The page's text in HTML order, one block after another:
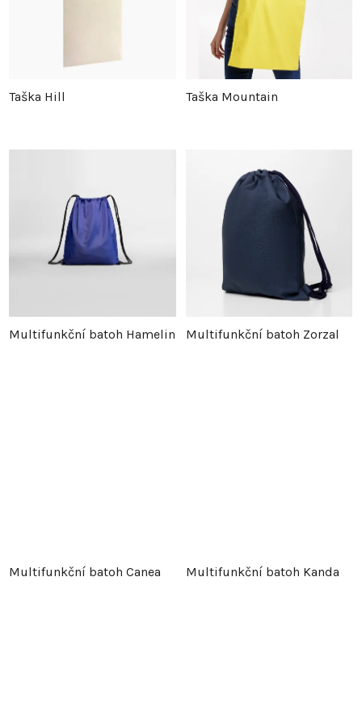
Taška Hill Taška Mountain
Multifunkční batoh Hamelin Multifunkční batoh Zorzal
Multifunkční batoh Canea Multifunkční batoh Kanda